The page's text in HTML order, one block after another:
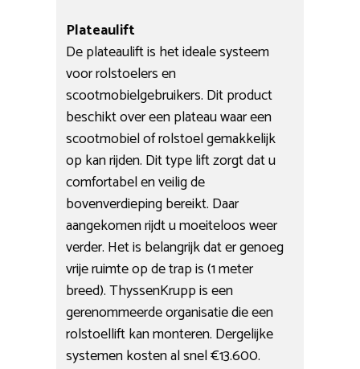
Plateaulift
De plateaulift is het ideale systeem
voor rolstoelers en
scootmobielgebruikers. Dit product
beschikt over een plateau waar een
scootmobiel of rolstoel gemakkelijk
op kan rijden. Dit type lift zorgt dat u
comfortabel en veilig de
bovenverdieping bereikt. Daar
aangekomen rijdt u moeiteloos weer
verder. Het is belangrijk dat er genoeg
vrije ruimte op de trap is (1 meter
breed). ThyssenKrupp is een
gerenommeerde organisatie die een
rolstoellift kan monteren. Dergelijke
systemen kosten al snel €13.600.